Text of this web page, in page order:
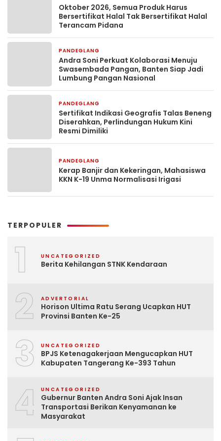
Oktober 2026, Semua Produk Harus
Bersertifikat Halal Tak Bersertifikat Halal
Terancam Pidana
PANDEGLANG
Andra Soni Perkuat Kolaborasi Menuju
Swasembada Pangan, Banten Siap Jadi
Lumbung Pangan Nasional
PANDEGLANG
Sertifikat Indikasi Geografis Talas Beneng
Diserahkan, Perlindungan Hukum Kini
Resmi Dimiliki
PANDEGLANG
Kerap Banjir dan Kekeringan, Mahasiswa
KKN K-19 Unma Normalisasi Irigasi
TERPOPULER
1 UNCATEGORIZED
Berita Kehilangan STNK Kendaraan
2 ADVERTORIAL
Horison Ultima Ratu Serang Ucapkan HUT
Provinsi Banten Ke-25
3 UNCATEGORIZED
BPJS Ketenagakerjaan Mengucapkan HUT
Kabupaten Tangerang Ke-393 Tahun
4 UNCATEGORIZED
Gubernur Banten Andra Soni Ajak Insan
Transportasi Berikan Kenyamanan ke
Masyarakat